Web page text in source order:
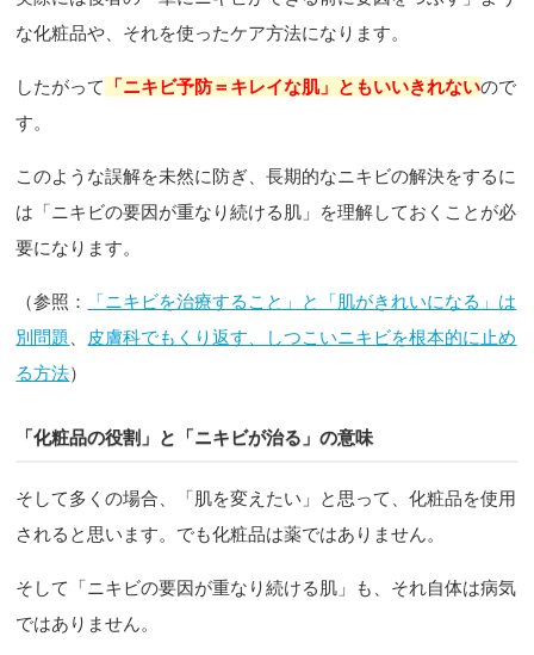
な化粧品や、それを使ったケア方法になります。
したがって 「ニキビ予防＝キレイな肌」ともいいきれないので
す。
このような誤解を未然に防ぎ、長期的なニキビの解決をするに
は「ニキビの要因が重なり続ける肌」を理解しておくことが必
要になります。
（参照：
「ニキビを治療すること」と「肌がきれいになる」は
別問題
皮膚科でもくり返す、しつこいニキビを根本的に止め
る方法）
「化粧品の役割」と「ニキビが治る」の意味
そして多くの場合、「肌を変えたい」と思って、化粧品を使用
されると思います。でも化粧品は薬ではありません。
そして「ニキビの要因が重なり続ける肌」も、それ自体は病気
ではありません。